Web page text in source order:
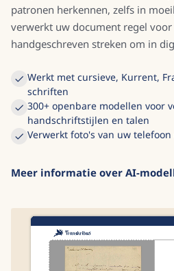
patronen herkennen, zelfs in
verwerkt uw document regel voor
handgeschreven streken om in
Werkt met cursieve, Kurrent,
schriften
300+ openbare modellen voor
handschriftstijlen en talen
Verwerkt foto's van uw
Meer informatie over AI-